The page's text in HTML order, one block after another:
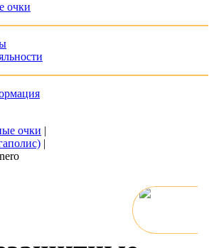
очки
очки |
|